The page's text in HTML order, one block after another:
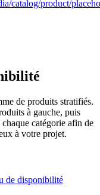
de produits stratifiés.
à gauche, puis
catégorie afin de
à votre projet.
de disponibilité